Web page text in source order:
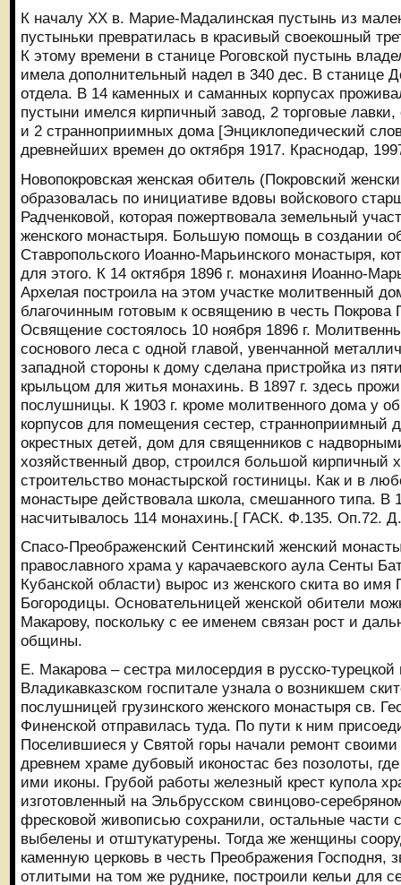
К началу ХХ в. Марие-Мадалинская пустынь из
пустыньки превратилась в красивый своекошный
К этому времени в станице Роговской пустынь
имела дополнительный надел в 340 дес. В станице
отдела. В 14 каменных и саманных корпусах
пустыни имелся кирпичный завод, 2 торговые
и 2 странноприимных дома [Энциклопедический
древнейших времен до октября 1917. Краснодар,
Новопокровская женская обитель (Покровский
образовалась по инициативе вдовы войскового
Радченковой, которая пожертвовала земельный
женского монастыря. Большую помощь в создании
Ставропольского Иоанно-Марьинского монастыря,
для этого. К 14 октября 1896 г. монахиня Иоанно-
Архелая построила на этом участке молитвенный
благочинным готовым к освящению в честь Покрова
Освящение состоялось 10 ноября 1896 г.
соснового леса с одной главой, увенчанной
западной стороны к дому сделана пристройка из
крыльцом для житья монахинь. В 1897 г. здесь
послушницы. К 1903 г. кроме молитвенного дома у
корпусов для помещения сестер, странноприимный
окрестных детей, дом для священников с
хозяйственный двор, строился большой кирпичный
строительство монастырской гостиницы. Как и в
монастыре действовала школа, смешанного типа. В
насчитывалось 114 монахинь.[ ГАСК. Ф.135. Оп.72.
Спасо-Преображенский Сентинский женский
православного храма у карачаевского аула Сенты
Кубанской области) вырос из женского скита во имя
Богородицы. Основательницей женской обители
Макарову, поскольку с ее именем связан рост и
общины.
Е. Макарова – сестра милосердия в русско-турецкой
Владикавказском госпитале узнала о возникшем
послушницей грузинского женского монастыря св.
Финенской отправилась туда. По пути к ним
Поселившиеся у Святой горы начали ремонт
древнем храме дубовый иконостас без позолоты,
ими иконы. Грубой работы железный крест купола
изготовленный на Эльбрусском свинцово-
фресковой живописью сохранили, остальные части
выбелены и отштукатурены. Тогда же женщины
каменную церковь в честь Преображения Господня,
отлитыми на том же руднике, построили кельи для